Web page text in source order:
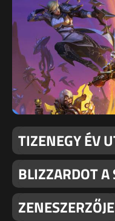
TIZENEGY ÉV
BLIZZARDOT
ZENESZERZŐJE